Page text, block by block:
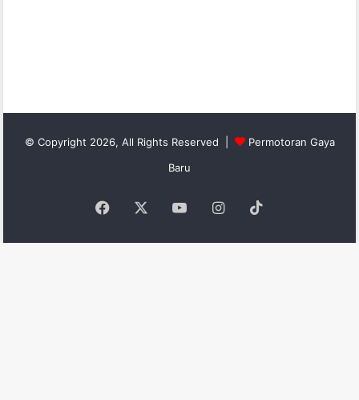
© Copyright 2026, All Rights Reserved |
Permotoran Gaya
Baru
Facebook YouTubeInstagram